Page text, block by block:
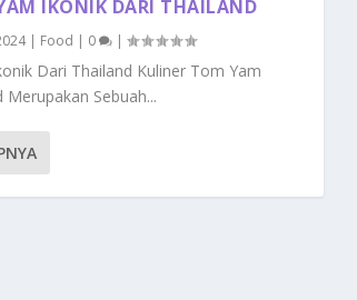
IKONIK DARI THAILAND
| Food | 0 |
Dari Thailand Kuliner Tom Yam
Sebuah...